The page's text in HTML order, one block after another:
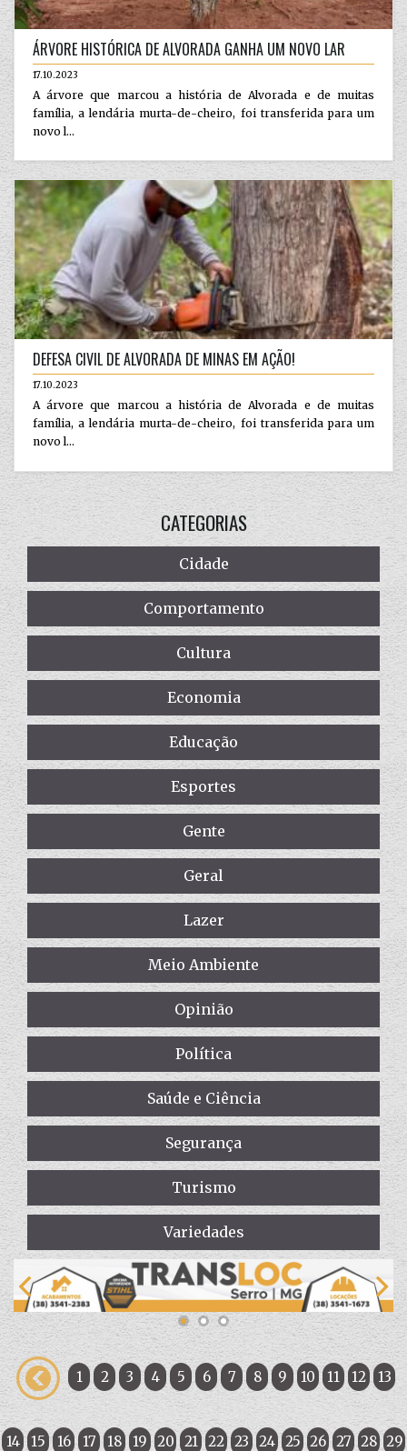
ÁRVORE HISTÓRICA DE ALVORADA GANHA UM NOVO LAR
17.10.2023
A árvore que marcou a história de Alvorada e de muitas
família, a lendária murta-de-cheiro, foi transferida para um
novo l...
DEFESA CIVIL DE ALVORADA DE MINAS EM AÇÃO!
17.10.2023
A árvore que marcou a história de Alvorada e de muitas
família, a lendária murta-de-cheiro, foi transferida para um
novo l...
CATEGORIAS
Cidade
Comportamento
Cultura
Economia
Educação
Esportes
Gente
Geral
Lazer
Meio Ambiente
Opinião
Política
Saúde e Ciência
Segurança
Turismo
Variedades
1 2 3 4 5 6 7 8 9 10 11 12 13
14 15 16 17 18 19 20 21 22 23 24 25 26 27 28 29